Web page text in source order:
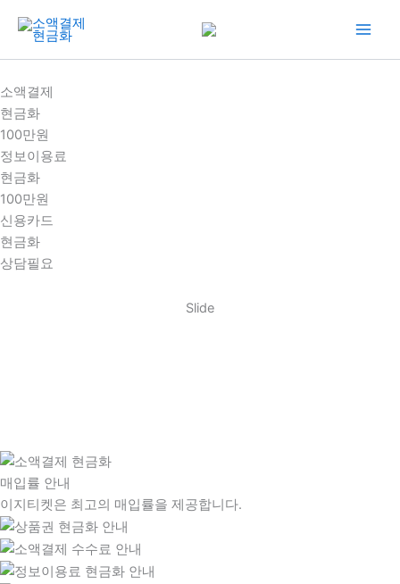
건
너
뛰
기
소액결제
현금화
100만원
정보이용료
현금화
100만원
신용카드
현금화
상담필요
Slide
매입률 안내
이지티켓은 최고의 매입률을 제공합니다.